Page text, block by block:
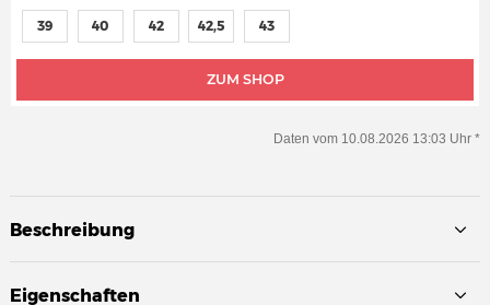
ZUM SHOP
39 40 42 42,5 43
Daten vom 10.08.2026 13:03 Uhr *
Beschreibung
Eigenschaften